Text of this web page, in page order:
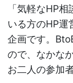
「気軽なHP
いる方のHP運
企画です。
ので、なかな
お二人の参加